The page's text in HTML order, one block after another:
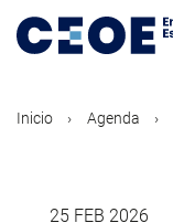
contenido
Inicio Agenda
25 FEB 2026